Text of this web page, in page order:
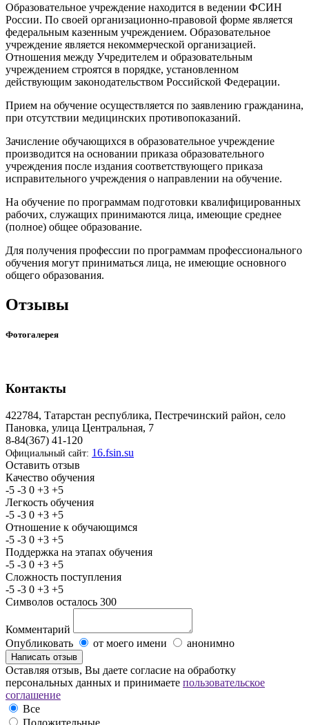
Образовательное учреждение находится в ведении ФСИН
России. По своей организационно-правовой форме является
федеральным казенным учреждением. Образовательное
учреждение является некоммерческой организацией.
Отношения между Учредителем и образовательным
учреждением строятся в порядке, установленном
действующим законодательством Российской Федерации.
Прием на обучение осуществляется по заявлению гражданина,
при отсутствии медицинских противопоказаний.
Зачисление обучающихся в образовательное учреждение
производится на основании приказа образовательного
учреждения после издания соответствующего приказа
исправительного учреждения о направлении на обучение.
На обучение по программам подготовки квалифицированных
рабочих, служащих принимаются лица, имеющие среднее
(полное) общее образование.
Для получения профессии по программам профессионального
обучения могут приниматься лица, не имеющие основного
общего образования.
Отзывы
Фотогалерея
Контакты
422784, Татарстан республика, Пестречинский район, село
Пановка, улица Центральная, 7
8-84(367) 41-120
Официальный сайт: 16.fsin.su
Оставить отзыв
Качество обучения
-5 -3 0 +3 +5
Легкость обучения
-5 -3 0 +3 +5
Отношение к обучающимся
-5 -3 0 +3 +5
Поддержка на этапах обучения
-5 -3 0 +3 +5
Сложность поступления
-5 -3 0 +3 +5
Символов осталось 300
Комментарий
Опубликовать
от моего имени анонимно
Оставляя отзыв, Вы даете согласие на обработку
персональных данных и принимаете пользовательское
соглашение
Все
Положительные